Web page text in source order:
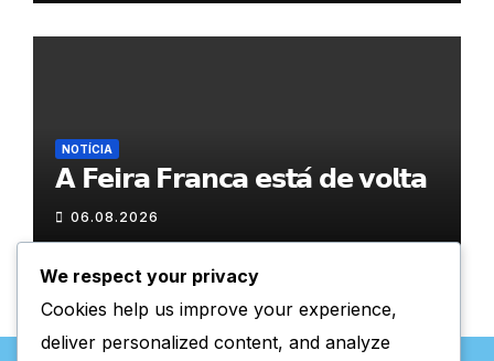
NOTÍCIA
𝗔 𝗙𝗲𝗶𝗿𝗮 𝗙𝗿𝗮𝗻𝗰𝗮 𝗲𝘀𝘁𝗮́ 𝗱𝗲 𝘃𝗼𝗹𝘁𝗮
06.08.2026
We respect your privacy
Cookies help us improve your experience,
deliver personalized content, and analyze